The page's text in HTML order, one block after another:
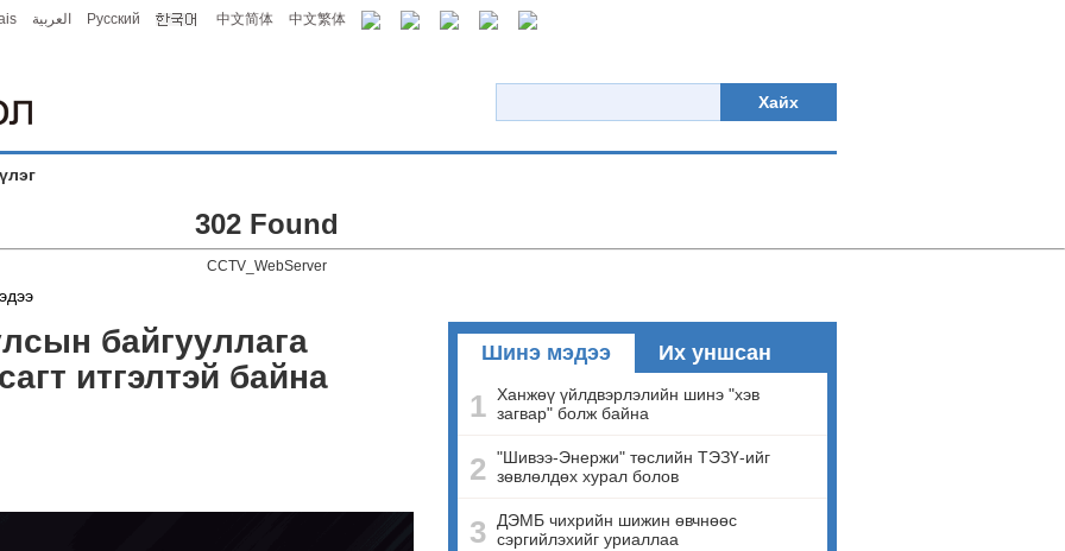
العربية Русский 中文简体 中文繁体
Хайх
302 Found
CCTV_WebServer
байгууллага
итгэлтэй байна
Шинэ мэдээ Их уншсан
1 Ханжөү үйлдвэрлэлийн шинэ "хэв
загвар" болж байна
2 "Шивээ-Энержи" төслийн ТЭЗҮ-ийг
зөвлөлдөх хурал болов
3
ДЭМБ чихрийн шижин өвчнөөс
сэргийлэхийг уриаллаа